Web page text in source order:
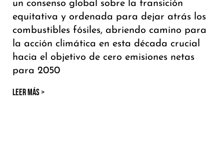
un consenso global sobre la transición
equitativa y ordenada para dejar atrás los
combustibles fósiles, abriendo camino para
la acción climática en esta década crucial
hacia el objetivo de cero emisiones netas
para 2050
LEER MÁS >